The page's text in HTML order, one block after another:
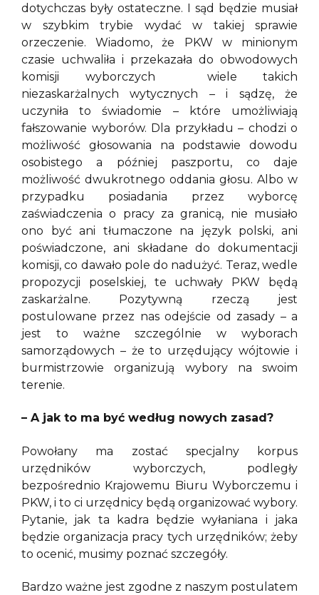
dotychczas były ostateczne. I sąd będzie musiał
w szybkim trybie wydać w takiej sprawie
orzeczenie. Wiadomo, że PKW w minionym
czasie uchwaliła i przekazała do obwodowych
komisji wyborczych wiele takich
niezaskarżalnych wytycznych – i sądzę, że
uczyniła to świadomie – które umożliwiają
fałszowanie wyborów. Dla przykładu – chodzi o
możliwość głosowania na podstawie dowodu
osobistego a później paszportu, co daje
możliwość dwukrotnego oddania głosu. Albo w
przypadku posiadania przez wyborcę
zaświadczenia o pracy za granicą, nie musiało
ono być ani tłumaczone na język polski, ani
poświadczone, ani składane do dokumentacji
komisji, co dawało pole do nadużyć. Teraz, wedle
propozycji poselskiej, te uchwały PKW będą
zaskarżalne. Pozytywną rzeczą jest
postulowane przez nas odejście od zasady – a
jest to ważne szczególnie w wyborach
samorządowych – że to urzędujący wójtowie i
burmistrzowie organizują wybory na swoim
terenie.
– A jak to ma być według nowych zasad?
Powołany ma zostać specjalny korpus
urzędników wyborczych, podległy
bezpośrednio Krajowemu Biuru Wyborczemu i
PKW, i to ci urzędnicy będą organizować wybory.
Pytanie, jak ta kadra będzie wyłaniana i jaka
będzie organizacja pracy tych urzędników; żeby
to ocenić, musimy poznać szczegóły.
Bardzo ważne jest zgodne z naszym postulatem